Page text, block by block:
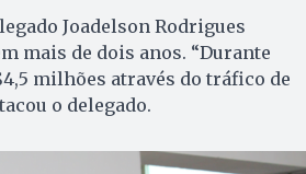
Joadelson Rodrigues
mais de dois anos. “Durante
milhões através do tráfico de
o delegado.